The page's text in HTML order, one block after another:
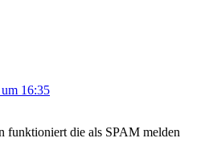
16:35
funktioniert die als SPAM melden